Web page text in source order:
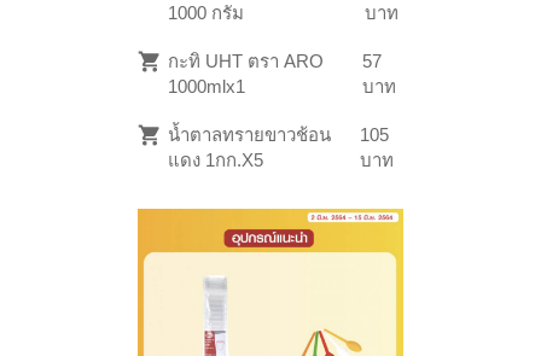
1000 กรัม
บาท
กะทิ UHT ตรา ARO
1000mlx1
57
บาท
น้ำตาลทรายขาวช้อน
แดง 1กก.X5
105
บาท